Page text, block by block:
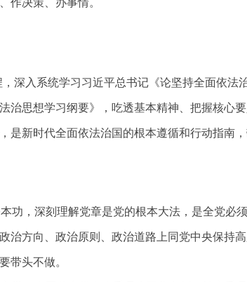
作决策、办事情。
深入系统学习习近平总书记《论坚持全面依法
治思想学习纲要》，吃透基本精神、把握核心
是新时代全面依法治国的根本遵循和行动指南
功，深刻理解党章是党的根本大法，是全党必
治方向、政治原则、政治道路上同党中央保持
带头不做。